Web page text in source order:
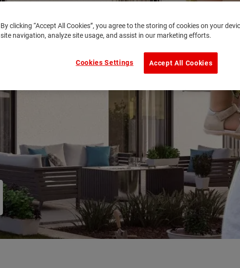
By clicking “Accept All Cookies”, you agree to the storing of cookies on your
site navigation, analyze site usage, and assist in our marketing efforts.
Accept All Cookies
Cookies Settings